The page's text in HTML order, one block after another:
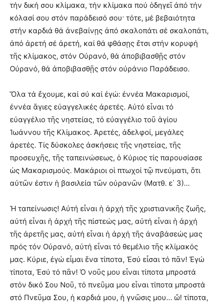
τήν δική σου κλίμακα, τήν κλίμακα πού ὁδηγεῖ ἀπό τήν
κόλασί σου στόν παράδεισό σου· τότε, μέ βεβαιότητα
στήν καρδιά θά ἀνεβαίνῃς ἀπό σκαλοπάτι σέ σκαλοπάτι,
ἀπό ἀρετή σέ ἀρετή, καί θά φθάσῃς ἔτσι στήν κορυφή
τῆς κλίμακος, στόν Οὐρανό, θά ἀποβιβασθῇς στόν
Οὐρανό, θά ἀποβιβασθῇς στόν οὐράνιο Παράδεισο.
Ὅλα τά ἔχουμε, καί σύ καί ἐγώ: ἐννέα Μακαρισμοί,
ἐννέα ἅγιες εὐαγγελικές ἀρετές. Αὐτό εἶναι τό
εὐαγγέλιο τῆς νηστείας, τό εὐαγγέλιο τοῦ ἁγίου
Ἰωάννου τῆς Κλίμακος. Ἀρετές, ἀδελφοί, μεγάλες
ἀρετές. Τίς δύσκολες ἀσκήσεις τῆς νηστείας, τῆς
προσευχῆς, τῆς ταπεινώσεως, ὁ Κύριος τίς παρουσίασε
ὡς Μακαρισμούς. Μακάριοι οἱ πτωχοί τῷ πνεύματι, ὅτι
αὐτῶν ἐστιν ἡ βασιλεία τῶν οὐρανῶν (Ματθ. ε΄ 3)…
Ἡ ταπείνωσις! Αὐτή εἶναι ἡ ἀρχή τῆς χριστιανικῆς ζωῆς,
αὐτή εἶναι ἡ ἀρχή τῆς πίστεώς μας, αὐτή εἶναι ἡ ἀρχή
τῆς ἀρετῆς μας, αὐτή εἶναι ἡ ἀρχή τῆς ἀναβάσεώς μας
πρός τόν Οὐρανό, αὐτή εἶναι τό θεμέλιο τῆς κλίμακός
μας. Κύριε, ἐγώ εἶμαι ἕνα τίποτα, Ἐσύ εἶσαι τό πᾶν! Ἐγώ
τίποτα, Ἐσύ τό πᾶν! Ὁ νοῦς μου εἶναι τίποτα μπροστά
στόν δικό Σου Νοῦ, τό πνεῦμα μου εἶναι τίποτα μπροστά
στό Πνεῦμα Σου, ἡ καρδιά μου, ἡ γνῶσις μου… ὤ! τίποτα,